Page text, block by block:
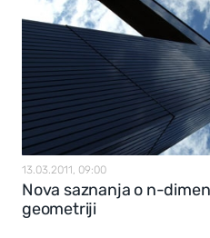
13.03.2011, 09:00
Nova saznanja o n-
geometriji